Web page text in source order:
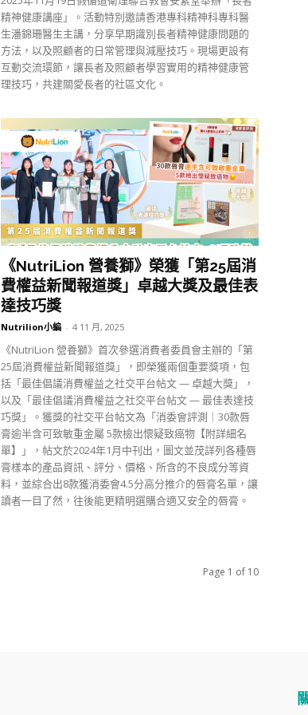
精神健康講座」。活動特別邀請香港專科精神科專科醫
生潘錦珊醫生主講，分享早期識別長者精神健康問題的
方法，以及照顧者的日常管理與減壓技巧。現場更設有
互動交流環節，讓長者及照顧者學習實用的精神健康管
理技巧，共建關愛長者的社區文化。
《NutriLion 營養獅》榮獲「第25屆消
費權益新聞報道獎」卓越大獎及最佳表
達技巧獎
Nutrilion小編 - 4 11 月, 2025
《NutriLion 營養獅》首次參選消費者委員會主辦的「第
25屆消費權益新聞報道獎」，即榮獲兩個重要獎項，包
括「最佳倡議消費權益之社交平台帖文 — 卓越大獎」，
以及「最佳倡議消費權益之社交平台帖文 — 最佳表達技
巧獎」。獲獎的社交平台帖文為「消委會評測｜30款唇
膏逾半含可致敏重金屬 5款檢出懷疑致癌物【附詳細名
單】」，帖文於2024年1月中刊出，圖文並茂詳列各種唇
膏樣本的產品資訊、評分、價格、所含的不良成分等資
料，並綜合出8款獲消委會4.5分高分推介的唇膏名單，讓
讀者一目了然，往後能更精明選購合適又安全的唇膏。
Page 1 of 10